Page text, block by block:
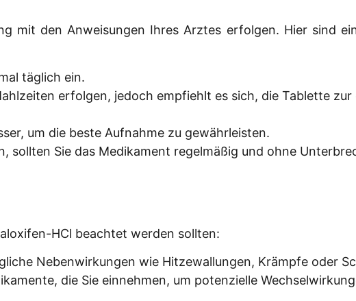
mit den Anweisungen Ihres Arztes erfolgen. Hier sind
täglich ein.
erfolgen, jedoch empfiehlt es sich, die Tablette zur
um die beste Aufnahme zu gewährleisten.
sollten Sie das Medikament regelmäßig und ohne
HCl beachtet werden sollten:
Nebenwirkungen wie Hitzewallungen, Krämpfe oder
die Sie einnehmen, um potenzielle